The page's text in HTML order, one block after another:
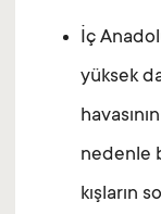
İç
yüksek
nedenle
kışların